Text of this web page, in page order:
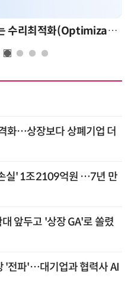
AI 시대의 의사결정을 바꾸는 수리최적화(Optimization): 실제 산업 적용 사례와 활용 전략
화…상장보다 상폐기업 더
실' 1조2109억원 …7년 만
앞두고 '상장 GA'로 쏠렸
'전파'…대기업과 협력사 AI